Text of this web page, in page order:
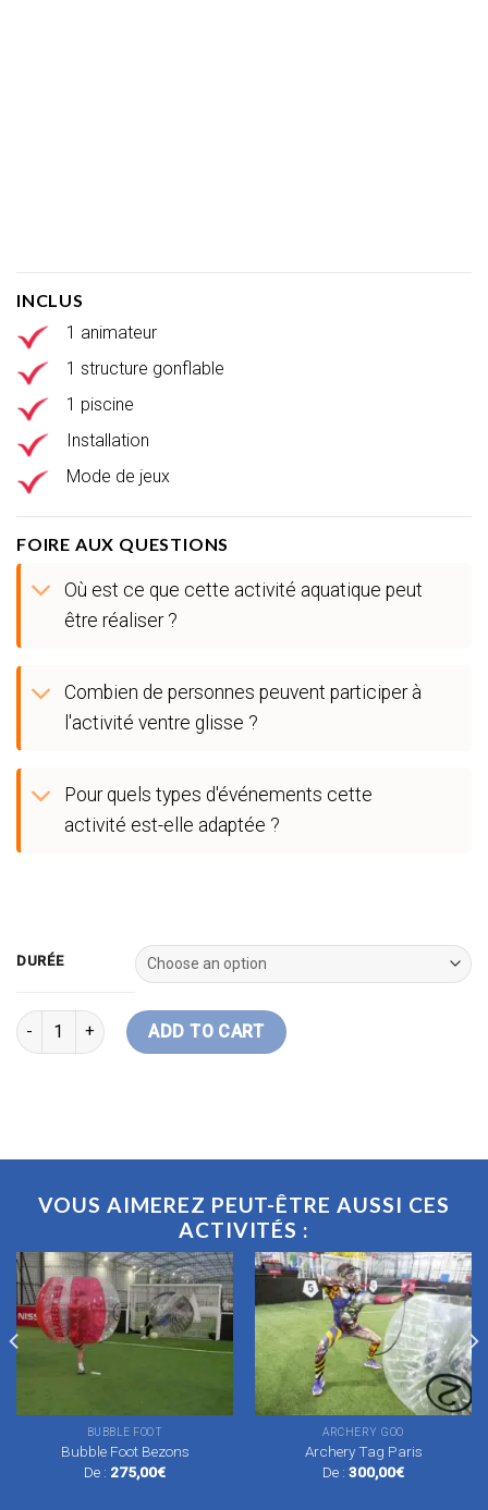
INCLUS
1 animateur
1 structure gonflable
1 piscine
Installation
Mode de jeux
FOIRE AUX QUESTIONS
Où est ce que cette activité aquatique peut
être réaliser ?
Combien de personnes peuvent participer à
l'activité ventre glisse ?
Pour quels types d'événements cette
activité est-elle adaptée ?
DURÉE
Ventre Glisse quantityADD TO CART
VOUS AIMEREZ PEUT-ÊTRE AUSSI CES
ACTIVITÉS :
BUBBLE FOOT
Bubble Foot Bezons
De : 275,00€
ARCHERY GOO
Archery Tag Paris
De : 300,00€